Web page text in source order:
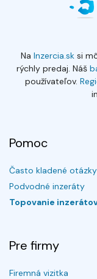
Na Inzercia.sksi
rýchly predaj. Náš
používateľov.
Pomoc
Často kladené otázky
Podvodné inzeráty
Topovanie
Pre firmy
Firemná vizitka